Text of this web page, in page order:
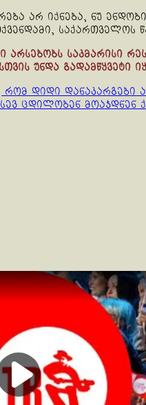
არ იქნება, ნუ
საქართველოს
არსებობს საკმარისი
უნდა გადამწყვეტი
რომ დიდი დანაკარგები
ცდილობენ მოაჯდნენ